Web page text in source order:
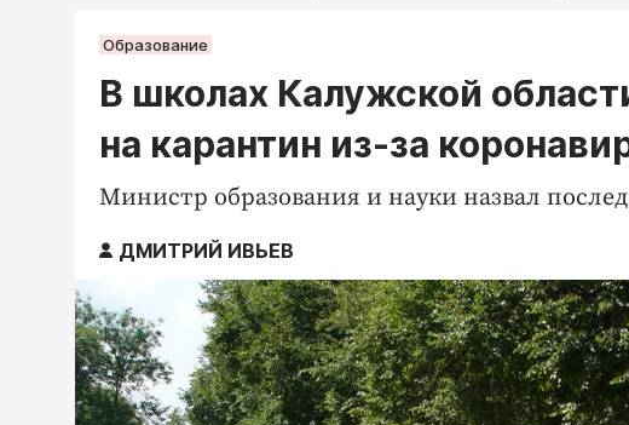
Образование
В школах Калужской
на карантин из-за
Министр образования и науки назвал
ДМИТРИЙ ИВЬЕВ